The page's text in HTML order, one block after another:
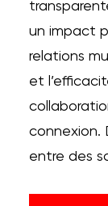
un impact
relations
et
connexion.
entre des